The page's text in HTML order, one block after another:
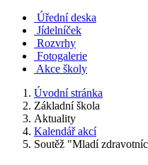
Úřední deska
Jídelníček
Rozvrhy
Fotogalerie
Akce školy
Úvodní stránka
Základní škola
Aktuality
Kalendář akcí
Soutěž "Mladí